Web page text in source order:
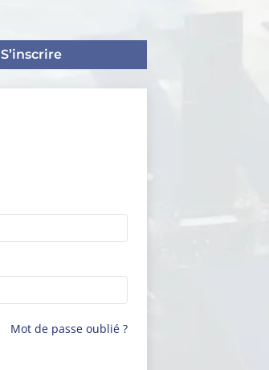
S’inscrire
Mot de passe oublié ?